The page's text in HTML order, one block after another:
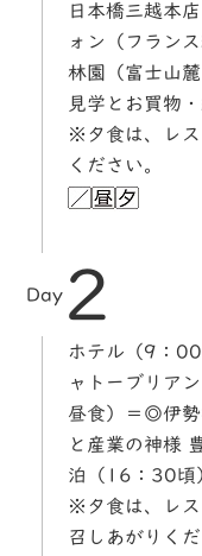
日本橋三越本
ォン（フラン
林園（富士山
見学とお買物
※夕食は、レス
ください。
Day 2
ホテル（9：00
ャトーブリア
昼食）＝◎伊勢
と産業の神様
泊（16：30頃
※夕食は、レス
召しあがりくだ